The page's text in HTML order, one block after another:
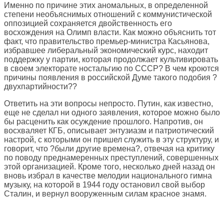
Именно по причине этих аномальных, в определенной
степени необъяснимых отношений с коммунистической
оппозицией сохраняется двойственность его
восхождения на Олимп власти. Как можно объяснить тот
факт, что правительство премьер-министра Касьянова,
избравшее либеральный экономический курс, находит
поддержку у партии, которая продолжает культивировать
в своем электорате ностальгию по СССР? В чем кроются
причины появления в российской Думе такого подобия ?
двухпартийности??
Ответить на эти вопросы непросто. Путин, как известно,
еще не сделал ни одного заявления, которое можно было
бы расценить как осуждение прошлого. Напротив, он
восхваляет КГБ, описывает энтузиазм и патриотический
настрой, с которыми он пришел служить в эту структуру, и
говорит, что ?были другие времена?, отвечая на критику
по поводу преднамеренных преступлений, совершенных
этой организацией. Кроме того, несколько дней назад он
вновь избрал в качестве мелодии национального гимна
музыку, на которой в 1944 году остановил свой выбор
Сталин, и вернул вооруженным силам красное знамя.